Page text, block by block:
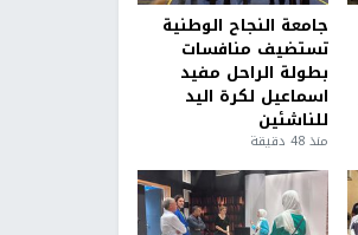
جامعة النجاح الوطنية
تستضيف منافسات
بطولة الراحل مفيد
اسماعيل لكرة اليد
للناشئين
منذ 48 دقيقة